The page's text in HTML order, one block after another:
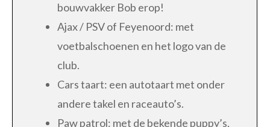
bouwvakker Bob erop!
Ajax / PSV of Feyenoord: met
voetbalschoenen en het logo van de
club.
Cars taart: een autotaart met onder
andere takel en raceauto’s.
Paw patrol: met de bekende puppy’s,